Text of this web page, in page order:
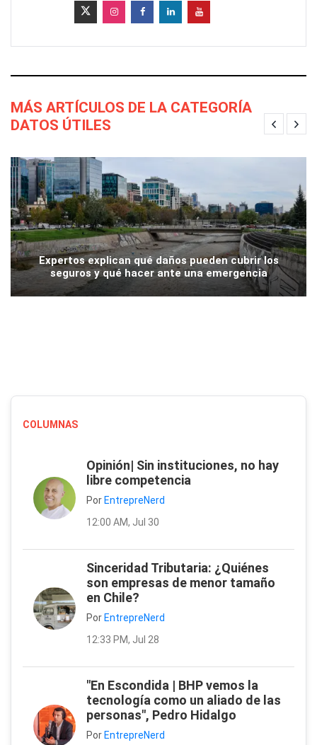
MÁS ARTÍCULOS DE LA CATEGORÍA
DATOS ÚTILES
Expertos explican qué daños pueden cubrir los
seguros y qué hacer ante una emergencia
COLUMNAS
Opinión| Sin instituciones, no hay
libre competencia
Por EntrepreNerd
12:00 AM, Jul 30
Sinceridad Tributaria: ¿Quiénes
son empresas de menor tamaño
en Chile?
Por EntrepreNerd
12:33 PM, Jul 28
"En Escondida | BHP vemos la
tecnología como un aliado de las
personas", Pedro Hidalgo
Por EntrepreNerd